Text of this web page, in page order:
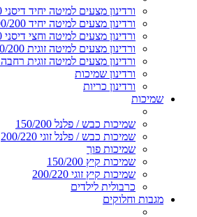
ורדינון מצעים למיטה יחיד דיסני 90/200
ורדינון מצעים למיטה יחיד 90/200
ורדינון מצעים למיטה וחצי דיסני 120/200
ורדינון מצעים למיטה זוגית 160/200
ורדינון מצעים למיטה זוגית רחבה 180/200
ורדינון שמיכות
ורדינון כריות
שמיכות
שמיכות כבש / פלנל 150/200
שמיכות כבש / פלנל זוגי 200/220
שמיכות פוך
שמיכות קיץ 150/200
שמיכות קיץ זוגי 200/220
כרבולית לילדים
מגבות וחלוקים